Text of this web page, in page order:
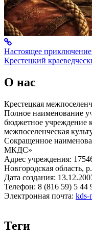
Настоящее
Крестецкий
О нас
Крестецкая
Полное наименование
бюджетное учреждение
межпоселенческая
Сокращенное
МКДС»
Адрес учреждения:
Новгородская область,
Дата создания:
Телефон: 8 (816 59) 5 44
Электронная почта: kds-
Теги